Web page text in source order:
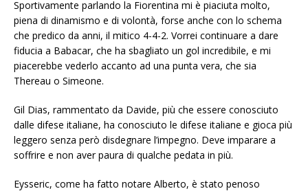
Sportivamente parlando la Fiorentina mi è piaciuta molto,
piena di dinamismo e di volontà, forse anche con lo schema
che predico da anni, il mitico 4-4-2. Vorrei continuare a dare
fiducia a Babacar, che ha sbagliato un gol incredibile, e mi
piacerebbe vederlo accanto ad una punta vera, che sia
Thereau o Simeone.
Gil Dias, rammentato da Davide, più che essere conosciuto
dalle difese italiane, ha conosciuto le difese italiane e gioca più
leggero senza però disdegnare l’impegno. Deve imparare a
soffrire e non aver paura di qualche pedata in più.
Eysseric, come ha fatto notare Alberto, è stato penoso